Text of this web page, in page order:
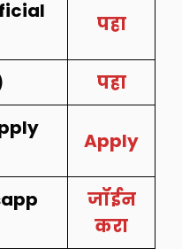
पहा
पहा
Apply
जॉईन
करा